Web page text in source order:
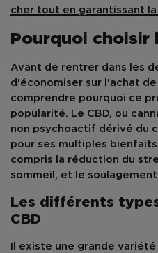
cher tout en garantissant
Pourquoi choisir
Avant de rentrer dans les
d'économiser sur l'achat de
comprendre pourquoi ce
popularité. Le CBD, ou
non psychoactif dérivé du
pour ses multiples
compris la réduction du
sommeil, et le
Les différents
CBD
Il existe une grande variété